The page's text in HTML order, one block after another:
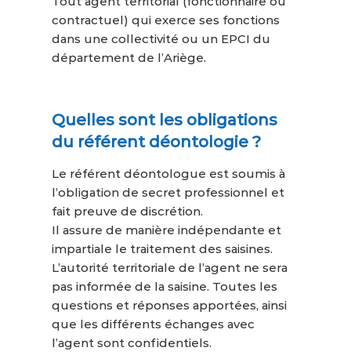
contractuel) qui exerce ses fonctions
dans une collectivité ou un EPCI du
département de l’Ariège.
Quelles sont les obligations
du référent déontologie ?
Le référent déontologue est soumis à
l’obligation de secret professionnel et
fait preuve de discrétion.
Il assure de manière indépendante et
impartiale le traitement des saisines.
L’autorité territoriale de l’agent ne sera
pas informée de la saisine. Toutes les
questions et réponses apportées, ainsi
que les différents échanges avec
l’agent sont confidentiels.